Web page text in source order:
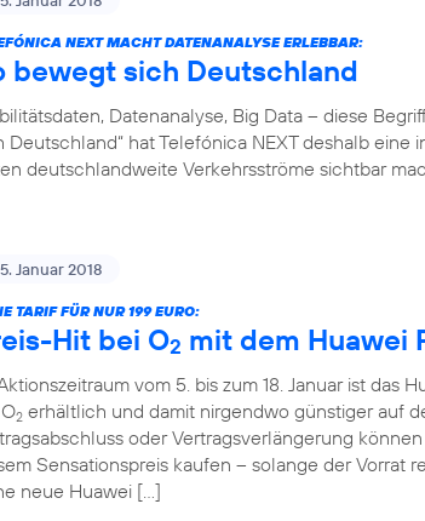
NEXT MACHT DATENANALYSE ERLEBBAR:
bewegt sich Deutschland
Datenanalyse, Big Data – diese
Deutschland“ hat Telefónica NEXT deshalb eine
deutschlandweite Verkehrsströme sichtbar
Januar 2018
TARIF FÜR NUR 199 EURO:
Hit bei O2 mit dem Huawei
vom 5. bis zum 18. Januar ist das
2 erhältlich und damit nirgendwo günstiger auf
oder Vertragsverlängerung
Sensationspreis kaufen – solange der Vorrat
neue Huawei […]